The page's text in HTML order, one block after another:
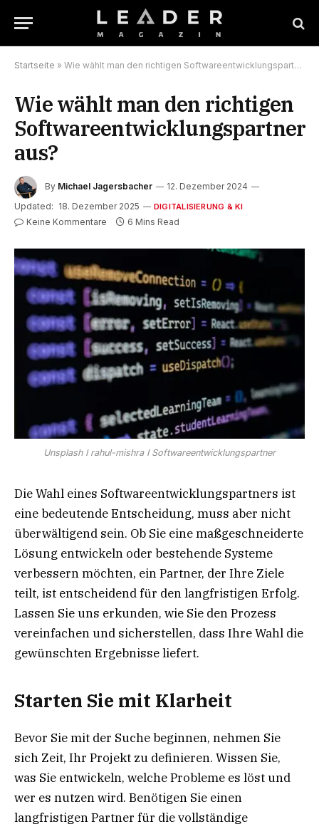
Startseite » Wie wählt man den richtigen Softwareentwicklungspartner aus?
Wie wählt man den richtigen
Softwareentwicklungspartner
aus?
By Michael Jagersbacher
12. Dezember 2024
Updated: 18. Dezember 2025 DIGITALISIERUNG & KI
Keine Kommentare 6 Mins Read
Unsplash I rahul-mishra I Softwareentwicklungspartner
Die Wahl eines Softwareentwicklungspartners ist
eine bedeutende Entscheidung, muss aber nicht
überwältigend sein. Ob Sie eine maßgeschneiderte
Lösung entwickeln oder bestehende Systeme
verbessern möchten, ein Partner, der Ihre Ziele
teilt, ist entscheidend für den langfristigen Erfolg.
Lassen Sie uns erkunden, wie Sie den Prozess
vereinfachen und sicherstellen, dass Ihre Wahl die
gewünschten Ergebnisse liefert.
Starten Sie mit Klarheit
Bevor Sie mit der Suche beginnen, nehmen Sie
sich Zeit, Ihr Projekt zu definieren. Wissen Sie,
was Sie entwickeln, welche Probleme es löst und
wer es nutzen wird. Benötigen Sie einen
langfristigen Partner für die vollständige